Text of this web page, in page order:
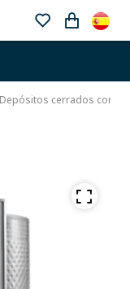
Depósitos cerrados con